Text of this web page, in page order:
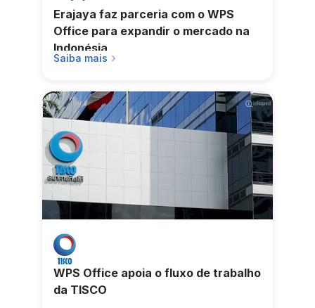
Erajaya faz parceria com o WPS
Office para expandir o mercado na
Indonésia
Saiba mais
WPS Office apoia o fluxo de trabalho
da TISCO